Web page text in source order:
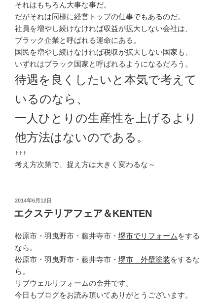
それはもちろん大事な事だ。
だがそれは同様に経営トップの仕事でもあるのだ。
社員を増やし続けなければ収益が拡大しない会社は、
ブラック企業と呼ばれる運命にある。
国民を増やし続けなければ税収が拡大しない国家も、
いずれはブラック国家と呼ばれるようになるだろう。
待遇を良くしたいと本気で考えて
いるのなら、
一人ひとりの生産性を上げるより
他方法はないのである。
↑↑↑
考え方次第で、捉え方は大きく変わるな～
投
日:
2014年6月12日
エクステリアフェア＆KENTEN
松原市・羽曳野市・藤井寺市・ 堺市でリフォーム をする
なら。
松原市・羽曳野市・藤井寺市・ 堺市 外壁塗装をするな
ら。
リブウェルリフォームの金井です。
今日もブログをお読み頂いてありがとうございます。